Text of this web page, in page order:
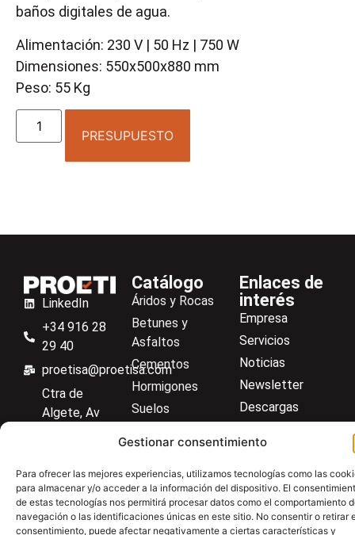
Gestionar consentimiento
Para ofrecer las mejores experiencias, utilizamos tecnologías como las
para almacenar y/o acceder a la información del dispositivo. El
de estas tecnologías nos permitirá procesar datos como el comportamiento
navegación o las identificaciones únicas en este sitio. No consentir o retirar
consentimiento, puede afectar negativamente a ciertas características y
baños digitales de agua.
Alimentación: 230 V | 50 Hz | 750 W
Dimensiones: 550x500x880 mm
Peso: 55 Kg
PRESUPUESTO
LinkedIn
+34 916 28
29 40
proetisa@proetisa.com
Ctra de
Algete, Av
4,1, 28110
Algete,
Madrid
Catálogo
Áridos y Rocas
Betunes y
Asfaltos
Cementos
Hormigones
Suelos
Material general
Enlaces de
interés
Empresa
Servicios
Noticias
Newsletter
Descargas
Centro de ayuda